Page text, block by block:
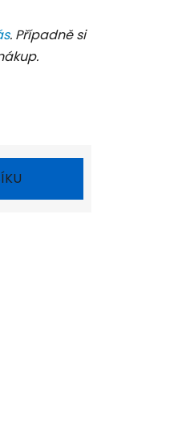
. Případně si